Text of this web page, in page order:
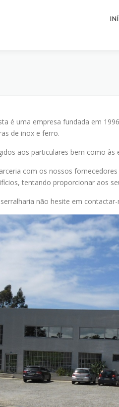
é uma empresa fundada em
de inox e ferro.
aos particulares bem como às
com os nossos
tentando proporcionar aos
não hesite em contactar-